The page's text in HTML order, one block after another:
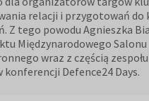
relacji i przygotowań do
Z tego powodu Agnieszka
Międzynarodowego Salonu
wraz z częścią zespołu
Defence24 Days.